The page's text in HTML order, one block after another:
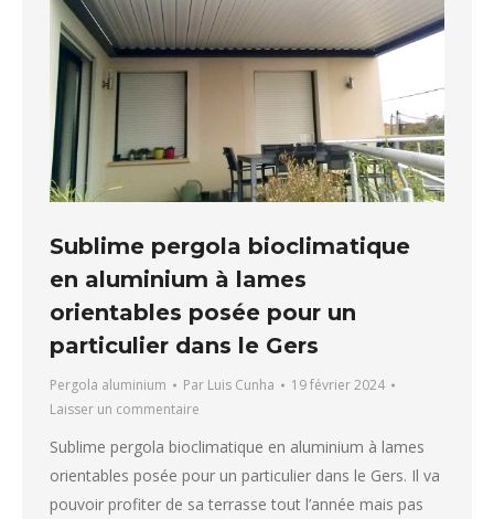
Sublime pergola bioclimatique
en aluminium à lames
orientables posée pour un
particulier dans le Gers
Pergola aluminium Par Luis Cunha
19 février 2024
Laisser un commentaire
Sublime pergola bioclimatique en aluminium à lames
orientables posée pour un particulier dans le Gers. Il va
pouvoir profiter de sa terrasse tout l’année mais pas